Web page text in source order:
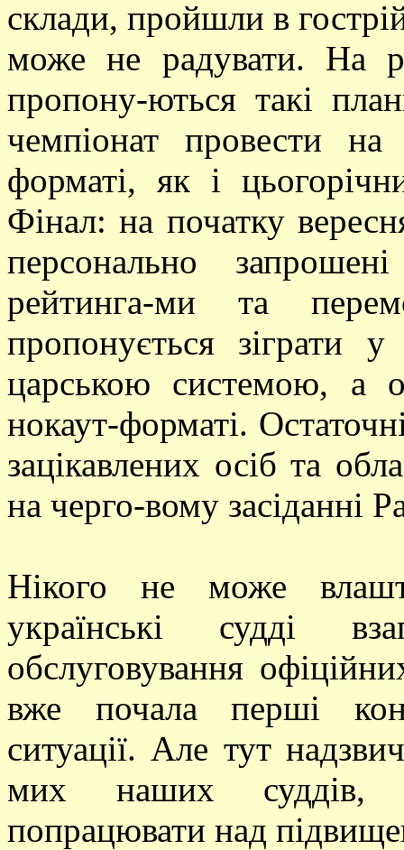
склади, пройшли в
може не радувати. На
пропону-ються такі
чемпіонат провести
форматі, як і
Фінал: на початку
персонально
рейтинга-ми та
пропонується зіграти
царською системою, а
нокаут-форматі.
зацікавлених осіб та
на черго-вому засіданні
Нікого не може
українські судді
обслуговування
вже почала перші
ситуації. Але тут
мих наших суддів,
попрацювати над